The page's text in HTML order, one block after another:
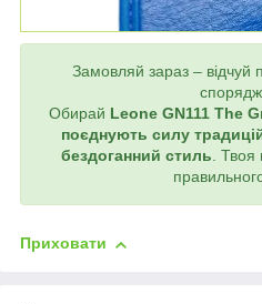
Замовляй зараз – відчуй
Обирай Leone GN111 The
поєднують силу
бездоганний стиль. Твоя
Приховати